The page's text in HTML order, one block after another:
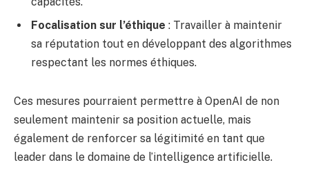
Focalisation sur l’éthique : Travailler à maintenir
sa réputation tout en développant des algorithmes
respectant les normes éthiques.
Ces mesures pourraient permettre à OpenAI de non
seulement maintenir sa position actuelle, mais
également de renforcer sa légitimité en tant que
leader dans le domaine de l’intelligence artificielle.